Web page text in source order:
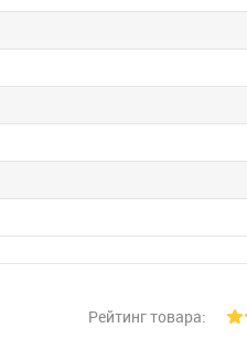
Рейтинг товара: